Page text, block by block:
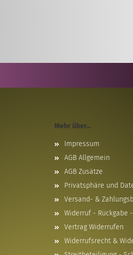
Mehr über...
Impressum
AGB Allgemein
AGB Zusätze
Privatsphäre und
Versand- &
Widerruf - Rückgabe
Vertrag Widerrufen
Widerrufsrecht &